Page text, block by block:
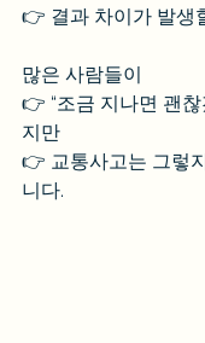
👉 결과 차이가 발생
많은 사람들이
👉 “조금 지나면 괜
지만
👉 교통사고는 그렇
니다.